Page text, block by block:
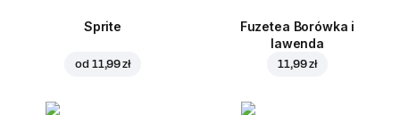
Sprite
od 11,99 zł
Fuzetea Borówka i
lawenda
11,99 zł